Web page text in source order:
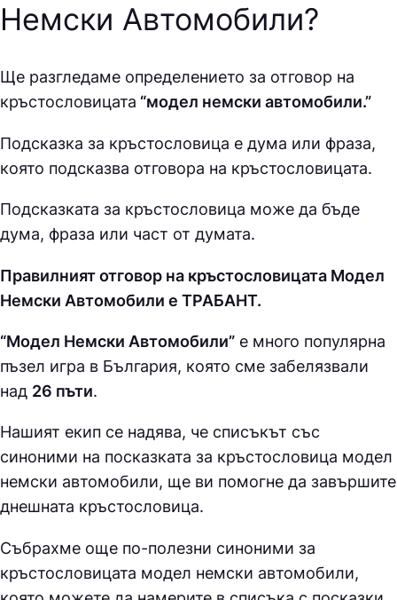
Немски Автомобили?
Ще разгледаме определението за отговор на
кръстословицата “модел немски автомобили.”
Подсказка за кръстословица е дума или фраза,
която подсказва отговора на кръстословицата.
Подсказката за кръстословица може да бъде
дума, фраза или част от думата.
Правилният отговор на кръстословицата Модел
Немски Автомобили е ТPAБAНТ.
“Модел Немски Автомобили”е много популярна
пъзел игра в България, която сме забелязвали
над 26 пъти.
Нашият екип се надява, че списъкът със
синоними на посказката за кръстословица модел
немски автомобили, ще ви помогне да завършите
днешната кръстословица.
Събрахме още по-полезни синоними за
кръстословицата модел немски автомобили,